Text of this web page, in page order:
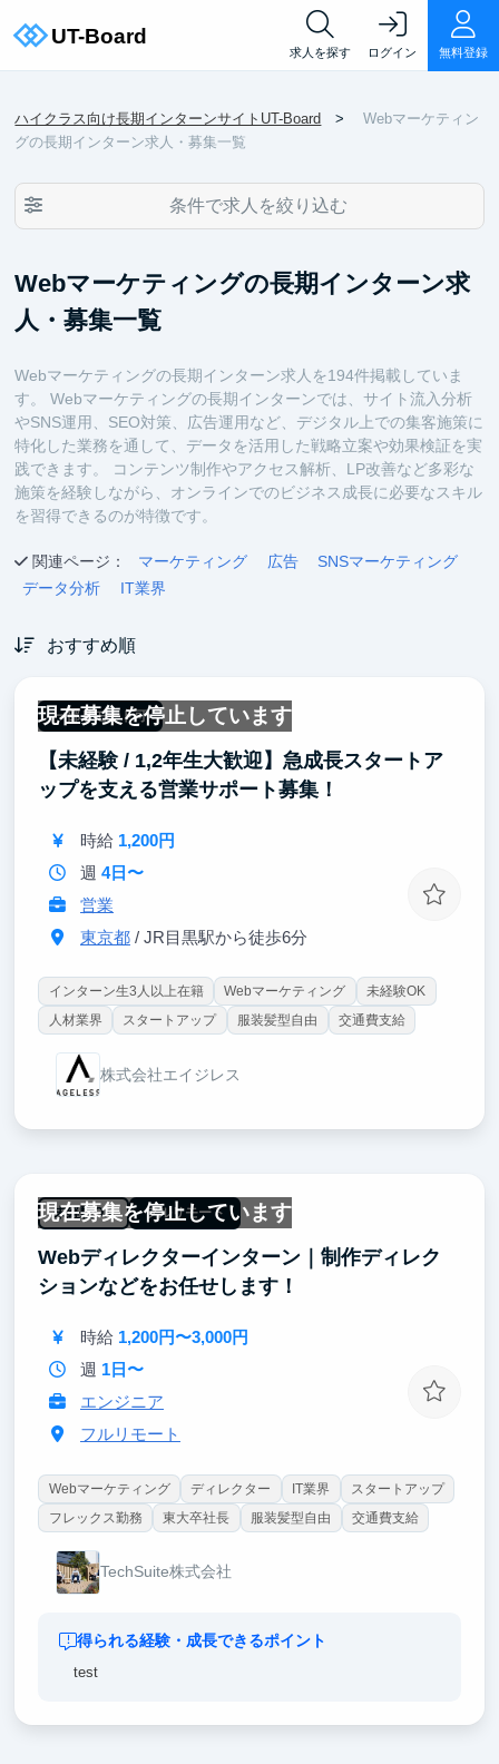
求人を探す ログイン 無料登録
ハイクラス向け長期インターンサイトUT-Board
Webマーケティン
グの長期インターン求人・募集一覧
条件で求人を絞り込む
Webマーケティングの長期インターン求
人・募集一覧
Webマーケティングの長期インターン求人を194件掲載していま
す。 Webマーケティングの長期インターンでは、サイト流入分析
やSNS運用、SEO対策、広告運用など、デジタル上での集客施策に
特化した業務を通して、データを活用した戦略立案や効果検証を実
践できます。 コンテンツ制作やアクセス解析、LP改善など多彩な
施策を経験しながら、オンラインでのビジネス成長に必要なスキル
を習得できるのが特徴です。
関連ページ： マーケティング 広告
SNSマーケティング
データ分析
IT業界
おすすめ順
現在募集を停止しています
一部リモート可
【未経験 / 1,2年生大歓迎】急成長スタートア
ップを支える営業サポート募集！
時給 1,200円
週 4日〜
営業
東京都/ JR目黒駅から徒歩6分
インターン生3人以上在籍 Webマーケティング
未経験OK
人材業界
スタートアップ 服装髪型自由 交通費支給
株式会社エイジレス
現在募集を停止しています
未経験OK フルリモート
Webディレクターインターン｜制作ディレク
ションなどをお任せします！
時給 1,200円〜3,000円
週 1日〜
エンジニア
フルリモート
Webマーケティング ディレクター IT業界
スタートアップ
フレックス勤務
東大卒社長 服装髪型自由 交通費支給
TechSuite株式会社
得られる経験・成長できるポイント
test